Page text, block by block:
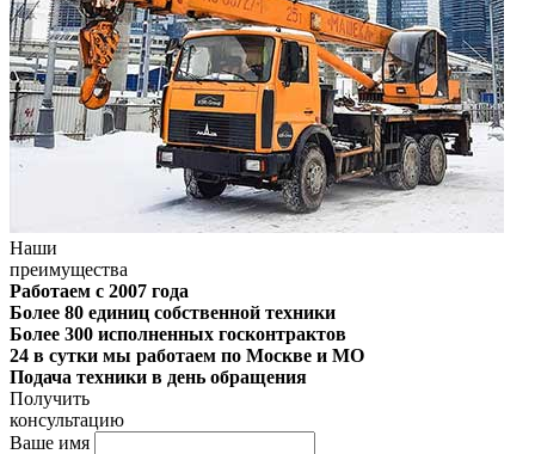
Наши
преимущества
Работаем с 2007 года
Более 80 единиц собственной техники
Более 300 исполненных госконтрактов
24 в сутки мы работаем по Москве и МО
Подача техники в день обращения
Получить
консультацию
Ваше имя